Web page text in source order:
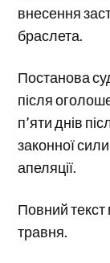
внесення
браслета.
Постанова
після
п’яти днів
законної
апеляції.
Повний
травня.